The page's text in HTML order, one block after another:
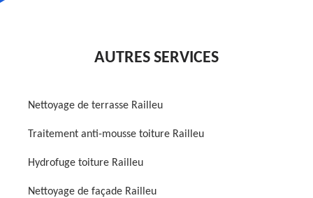
AUTRES SERVICES
Nettoyage de terrasse Railleu
Traitement anti-mousse toiture Railleu
Hydrofuge toiture Railleu
Nettoyage de façade Railleu